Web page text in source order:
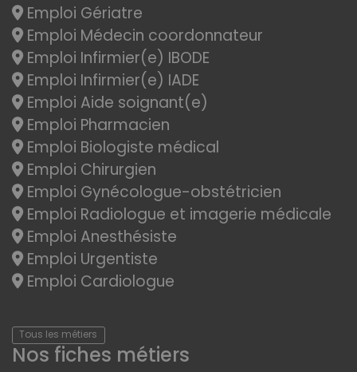
Emploi Gériatre
Emploi Médecin coordonnateur
Emploi Infirmier(e) IBODE
Emploi Infirmier(e) IADE
Emploi Aide soignant(e)
Emploi Pharmacien
Emploi Biologiste médical
Emploi Chirurgien
Emploi Gynécologue-obstétricien
Emploi Radiologue et imagerie médicale
Emploi Anesthésiste
Emploi Urgentiste
Emploi Cardiologue
Tous les métiers
Nos fiches métiers